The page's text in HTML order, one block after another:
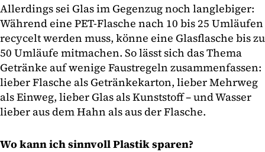
Allerdings sei Glas im Gegenzug noch langlebiger:
Während eine PET-Flasche nach 10 bis 25 Umläufen
recycelt werden muss, könne eine Glasflasche bis zu
50 Umläufe mitmachen. So lässt sich das Thema
Getränke auf wenige Faustregeln zusammenfassen:
lieber Flasche als Getränkekarton, lieber Mehrweg
als Einweg, lieber Glas als Kunststoff – und Wasser
lieber aus dem Hahn als aus der Flasche.
Wo kann ich sinnvoll Plastik sparen?